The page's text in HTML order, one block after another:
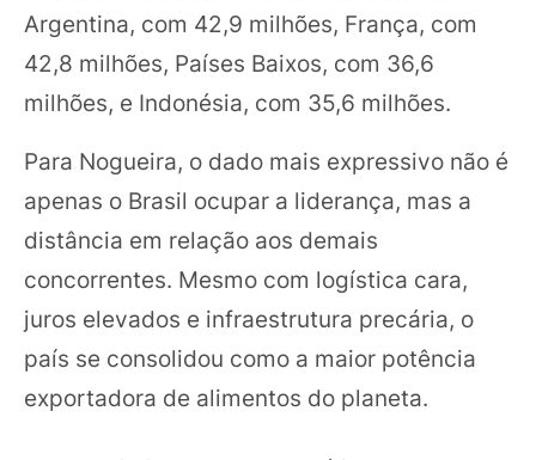
Argentina, com 42,9 milhões, França, com
42,8 milhões, Países Baixos, com 36,6
milhões, e Indonésia, com 35,6 milhões.
Para Nogueira, o dado mais expressivo não é
apenas o Brasil ocupar a liderança, mas a
distância em relação aos demais
concorrentes. Mesmo com logística cara,
juros elevados e infraestrutura precária, o
país se consolidou como a maior potência
exportadora de alimentos do planeta.